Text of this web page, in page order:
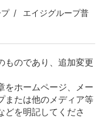
エイジグループ普
ものであり、追加変更
をホームページ、メー
または他のメディア等
どを明記してくださ